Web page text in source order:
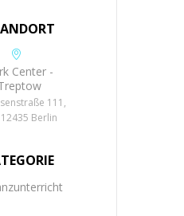
Center -
111,
12435 Berlin